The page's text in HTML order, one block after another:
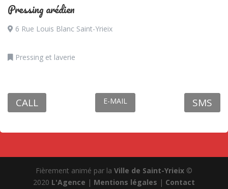
Pressing arédien
6 Rue Louis Blanc Saint-Yrieix
Pressing et laverie
CALL E-MAIL SMS
Fièrement animé par la Ville de Saint-Yrieix©
2020 L'Agence | Mentions légales | Contact